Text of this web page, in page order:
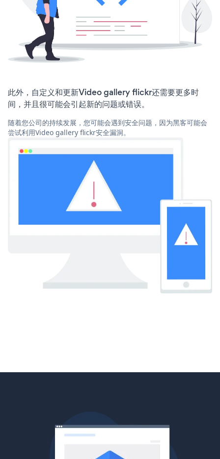
此外，自定义和更新Video gallery flickr还需要更多时
间，并且很可能会引起新的问题或错误。
随着您公司的持续发展，您可能会遇到安全问题，因为黑客可能会
尝试利用Video gallery flickr安全漏洞。